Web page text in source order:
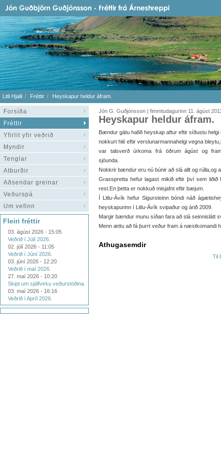
Litli Hjalli Fréttir Heyskapur heldur áfram.
Forsíða
Fréttir
Yfirlit yfir veðrið
Myndir
Tenglar
Atburðir
Aðsendar greinar
Veðurspá
Um vefinn
Fleiri fréttir
03. ágúst 2026 - 15:05
Veðrið í Júlí 2026.
02. júlí 2026 - 11:05
Veðrið í Júní 2026.
03. júní 2026 - 12:20
Veðrið í maí 2026.
27. maí 2026 - 10:20
Skipt um sjálfvirku veðurstöðina.
03. maí 2026 - 16:16
Veðrið í Apríl 2026.
Jón G. Guðjónsson | fimmtudagurinn 11. ágúst
Heyskapur heldur áfram.
Bændur gátu hafið heyskap aftur eftir síðustu helgi
nokkurt hlé eftir verslunarmannahelgi vegna
var talsverð úrkoma frá öðrum ágúst og
sjöunda.
Nokkrir bændur eru nú búnir að slá allt og rúlla,og
Grasspretta hefur lagast mikið eftir því sem
rest.En þetta er nokkuð misjafnt eftir bæjum.
Í Litlu-Ávík hefur Sigursteinn bóndi náð
heyskapurinn í Litlu-Ávík svipaður og árið 2009.
Margir bændur munu síðan fara að slá seinnislátt
Menn ættu að fá þurrt veður fram á næstkomandi
Athugasemdir
Til